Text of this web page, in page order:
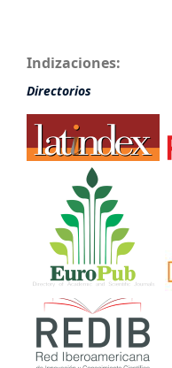
Indizaciones:
Directorios